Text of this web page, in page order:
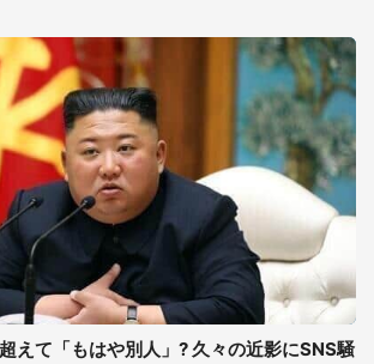
えて「もはや別人」? 久々の近影にSNS騒